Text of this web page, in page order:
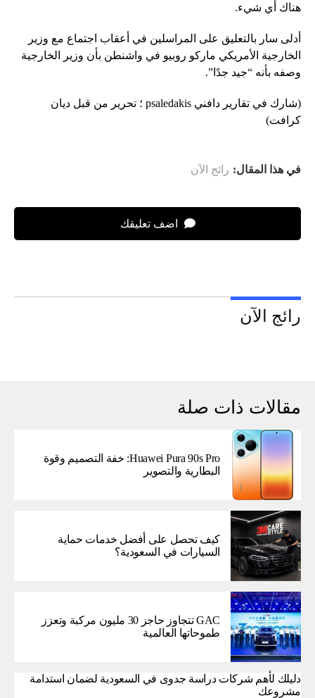
هناك أي شيء.
أدلى سار بالتعليق على المراسلين في أعقاب اجتماع مع وزير
الخارجية الأمريكي ماركو روبيو في واشنطن بأن وزير الخارجية
وصفه بأنه “جيد جدًا”.
(شارك في تقارير دافني psaledakis ؛ تحرير من قبل ديان
كرافت)
في هذا المقال: رائج الآن
اضف تعليقك
رائج الآن
مقالات ذات صلة
Huawei Pura 90s Pro: خفة التصميم وقوة
البطارية والتصوير
كيف تحصل على أفضل خدمات حماية
السيارات في السعودية؟
GAC تتجاوز حاجز 30 مليون مركبة وتعزز
طموحاتها العالمية
دليلك لأهم شركات دراسة جدوى في السعودية لضمان استدامة
مشروعك